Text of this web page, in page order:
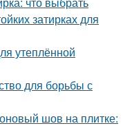
затирках для
утеплённой
для борьбы с
шов на плитке: